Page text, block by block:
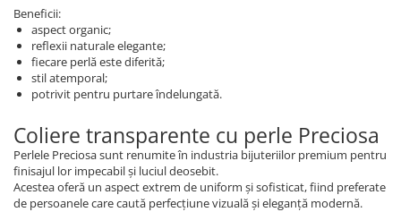
Brățări de picior din Aur
Brățări de picior din Argint
COLIERE
Coliere cu mărgele colorate și
Coliere cu pietre semiprețioase
Beneficii:
aspect organic;
reflexii naturale elegante;
fiecare perlă este diferită;
stil atemporal;
potrivit pentru purtare îndelungată.
Coliere transparente cu perle Preciosa
Perlele Preciosa sunt renumite în industria bijuteriilor premium pentru
finisajul lor impecabil și luciul deosebit.
Acestea oferă un aspect extrem de uniform și sofisticat, fiind preferate
de persoanele care caută perfecțiune vizuală și eleganță modernă.